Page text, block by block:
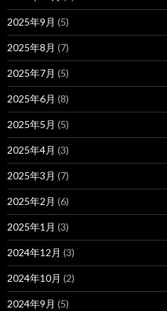
2025年9月 (5)
2025年8月 (7)
2025年7月 (5)
2025年6月 (8)
2025年5月 (5)
2025年4月 (3)
2025年3月 (7)
2025年2月 (6)
2025年1月 (3)
2024年12月 (3)
2024年10月 (2)
2024年9月 (5)